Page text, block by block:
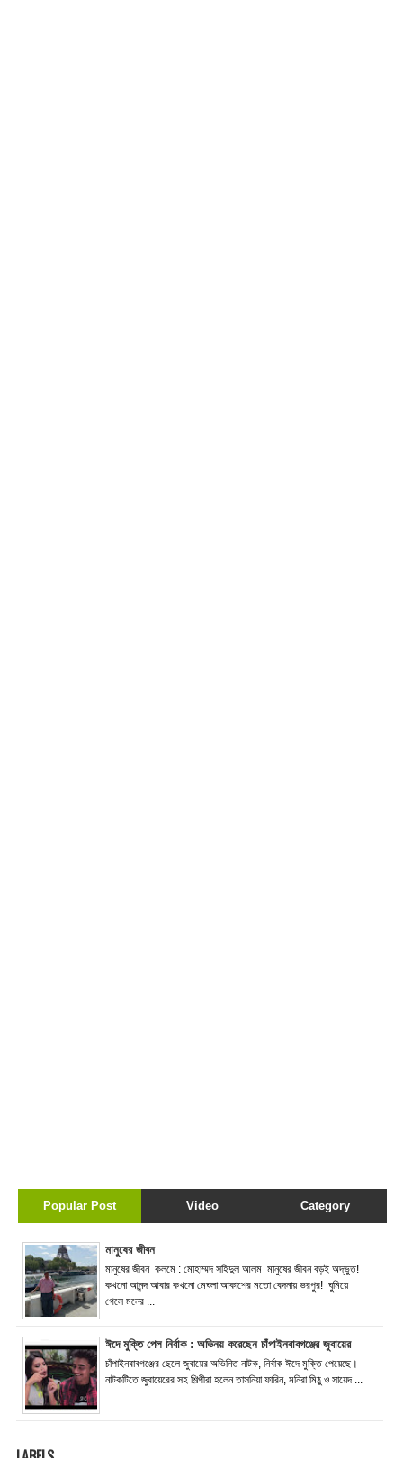
Popular Post Video Category
মানুষের জীবন
মানুষের জীবন কলমে : মোহাম্মদ সহিদুল আলম মানুষের জীবন বড়ই অদ্ভুত!
কখনো আনন্দ আবার কখনো মেঘলা আকাশের মতো বেদনায় ভরপুর! ঘুমিয়ে
গেলে মনের ...
ঈদে মুক্তি পেল নির্বাক : অভিনয় করেছেন চাঁপাইনবাবগঞ্জের জুবায়ের
চাঁপাইনবাবগঞ্জের ছেলে জুবায়ের অভিনিত নাটক, নির্বাক ঈদে মুক্তি পেয়েছে।
নাটকটিতে জুবায়েরের সহ শিল্পীরা হলেন তাসনিয়া ফারিন, মনিরা মিঠু ও সায়েদ ...